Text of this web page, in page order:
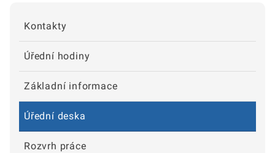
Kontakty
Úřední hodiny
Základní informace
Úřední deska
Rozvrh práce